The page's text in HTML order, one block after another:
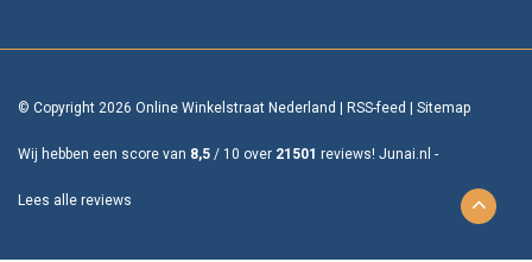
© Copyright 2026 Online Winkelstraat Nederland RSS-feed Sitemap
Wij hebben een score van 8,5 / 10 over 21501 reviews! Junai.nl -
Lees alle reviews